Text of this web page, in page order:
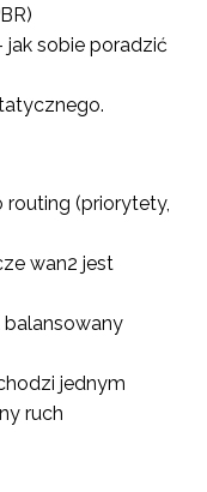
sobie poradzić
(priorytety,
wan2 jest
balansowany
jednym
ruch